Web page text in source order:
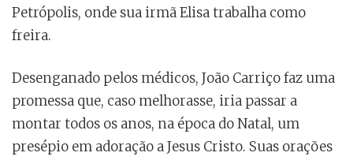
Petrópolis, onde sua irmã Elisa trabalha como
freira.
Desenganado pelos médicos, João Carriço faz uma
promessa que, caso melhorasse, iria passar a
montar todos os anos, na época do Natal, um
presépio em adoração a Jesus Cristo. Suas orações